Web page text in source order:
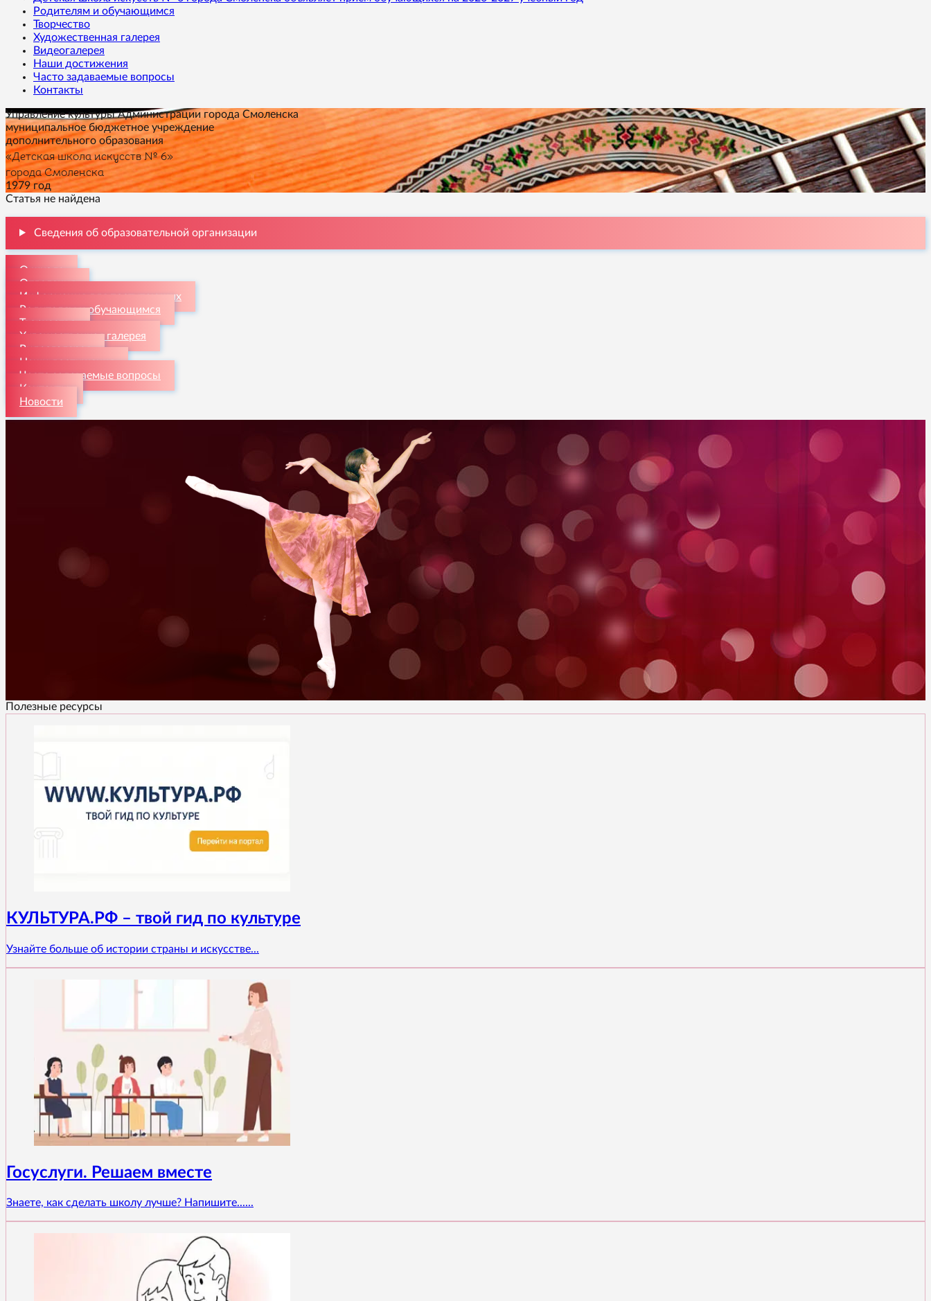
Родителям и обучающимся
Творчество
Художественная галерея
Видеогалерея
Наши достижения
Часто задаваемые вопросы
Контакты
Управление культуры Администрации города Смоленска
муниципальное бюджетное учреждение
дополнительного образования
«Детская школа искусств № 6»
города Смоленска
1979 год
Статья не найдена
Сведения об образовательной организации
О школе
Отделения
Информация для поступающих
Родителям и обучающимся
Творчество
Художественная галерея
Видеогалерея
Наши достижения
Часто задаваемые вопросы
Контакты
Новости
Полезные ресурсы
КУЛЬТУРА.РФ – твой гид по культуре
Узнайте больше об истории страны и искусстве...
Госуслуги. Решаем вместе
Знаете, как сделать школу лучше? Напишите......